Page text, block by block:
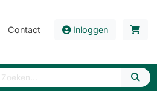
Contact Inloggen